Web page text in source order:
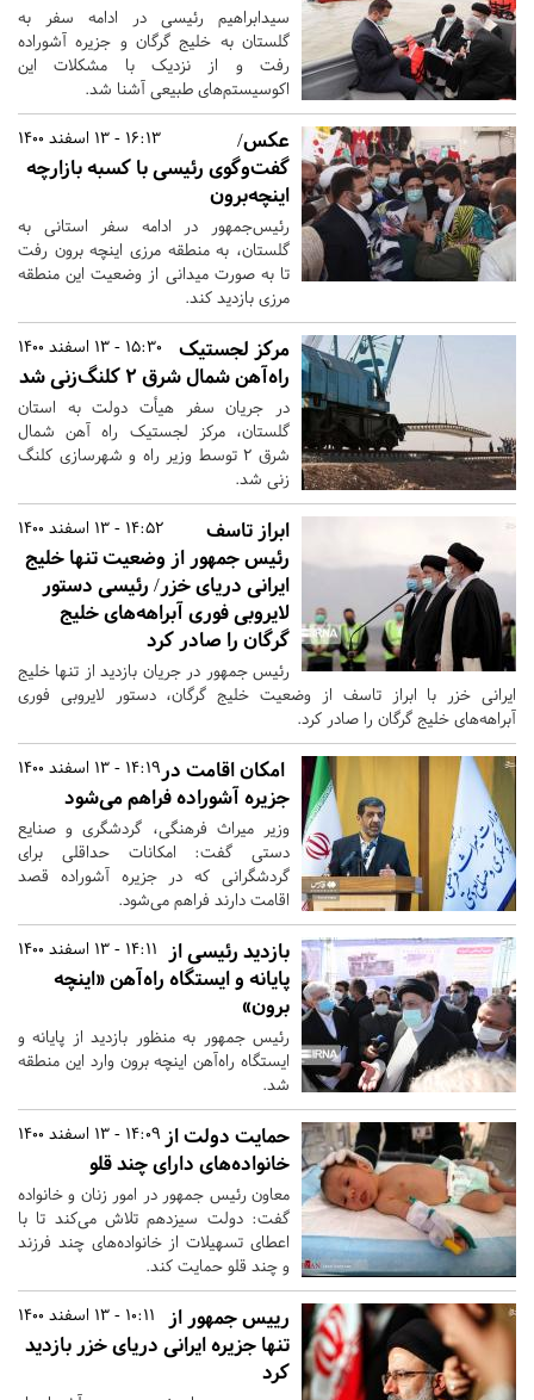
سیدابراهیم رئیسی در ادامه سفر به
گلستان به خلیج گرگان و جزیره آشوراده
رفت و از نزدیک با مشکلات این
اکوسیستم‌های طبیعی آشنا شد.
16:13 - 13 اسفند 1400
عکس/
گفت‌وگوی رئیسی با کسبه‌ بازارچه
اینچه‌برون
رئیس‌جمهور در ادامه سفر استانی به
گلستان، به منطقه مرزی اینچه برون رفت
تا به صورت میدانی از وضعیت این منطقه
مرزی بازدید کند.
15:30 - 13 اسفند 1400
مرکز لجستیک
راه‌آهن شمال شرق ۲ کلنگ‌زنی شد
در جریان سفر هیأت دولت به استان
گلستان، مرکز لجستیک راه آهن شمال
شرق ۲ توسط وزیر راه و شهرسازی کلنگ
زنی شد.
14:52 - 13 اسفند 1400
ابراز تاسف
رئیس جمهور از وضعیت تنها خلیج
ایرانی دریای خزر/ رئیسی دستور
لایروبی فوری آبراهه‌های خلیج
گرگان را صادر کرد
رئیس جمهور در جریان بازدید از تنها خلیج
ایرانی خزر با ابراز تاسف از وضعیت خلیج گرگان، ‌دستور لایروبی فوری
آبراهه‌های خلیج گرگان را صادر کرد.
14:19 - 13 اسفند 1400 امکان اقامت در
جزیره آشوراده فراهم می‌شود
وزیر میراث فرهنگی، گردشگری و صنایع
دستی گفت: امکانات حداقلی برای
گردشگرانی که در جزیره آشوراده قصد
اقامت دارند فراهم می‌شود.
14:11 - 13 اسفند 1400
بازدید رئیسی از
پایانه و ایستگاه راه‌آهن «اینچه
برون»
رئیس جمهور به منظور بازدید از پایانه و
ایستگاه راه‌آهن اینچه برون وارد این منطقه
شد.
14:09 - 13 اسفند 1400 حمایت دولت از
خانواده‌های دارای چند قلو
معاون رئیس جمهور در امور زنان و خانواده
گفت: دولت سیزدهم تلاش می‌کند تا با
اعطای تسهیلات از خانواده‌های چند فرزند
و چند قلو حمایت کند.
10:11 - 13 اسفند 1400
رییس جمهور از
تنها جزیره ایرانی دریای خزر بازدید
کرد